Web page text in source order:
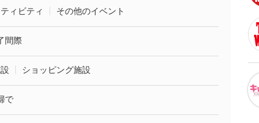
ィビティ その他のイベント
間際
ショッピング施設
で